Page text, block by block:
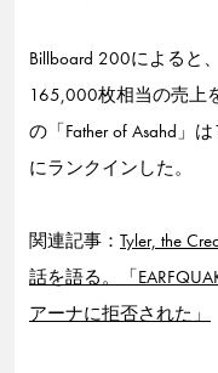
Billboard 200によると
165,000枚相当の売上
の「Father of Asahd」
にランクインした。
関連記事： Tyler, the
話を語る。「
アーナに拒否された」